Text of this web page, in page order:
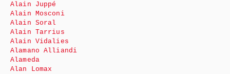
Alain Juppé
Alain Mosconi
Alain Soral
Alain Tarrius
Alain Vidalies
Alamano Alliandi
Alameda
Alan Lomax